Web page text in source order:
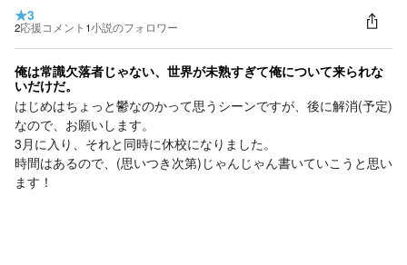
★3
2応援コメント 1小説のフォロワー
俺は常識欠落者じゃない、世界が未熟すぎて俺について来られな
いだけだ。
はじめはちょっと鬱なのかって思うシーンですが、後に解消(予定)
なので、お願いします。
3月に入り、それと同時に休校になりました。
時間はあるので、(思いつき次第)じゃんじゃん書いていこうと思い
ます！